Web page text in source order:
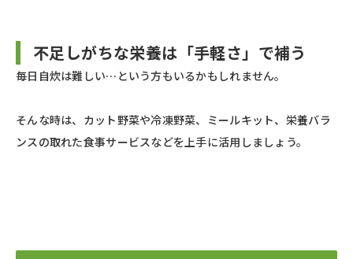
不足しがちな栄養は「手軽さ」で補う
毎日自炊は難しい…という方もいるかもしれません。
そんな時は、カット野菜や冷凍野菜、ミールキット、栄養バラ
ンスの取れた食事サービスなどを上手に活用しましょう。